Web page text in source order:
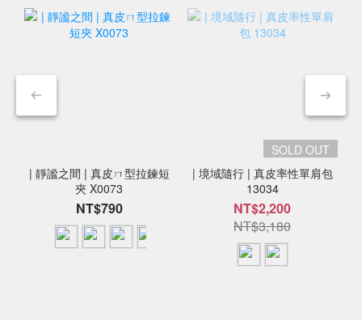
| 靜謐之間 | 真皮ㄇ型拉鍊短
夾 X0073
NT$790
SOLD OUT
| 境域隨行 | 真皮率性單肩包
13034
NT$2,200
NT$3,180